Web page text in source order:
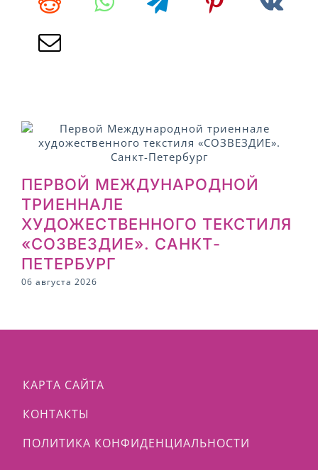
ПЕРВОЙ МЕЖДУНАРОДНОЙ
ТРИЕННАЛЕ
ХУДОЖЕСТВЕННОГО ТЕКСТИЛЯ
«СОЗВЕЗДИЕ». САНКТ-
ПЕТЕРБУРГ
06 августа 2026
КАРТА САЙТА
КОНТАКТЫ
ПОЛИТИКА КОНФИДЕНЦИАЛЬНОСТИ